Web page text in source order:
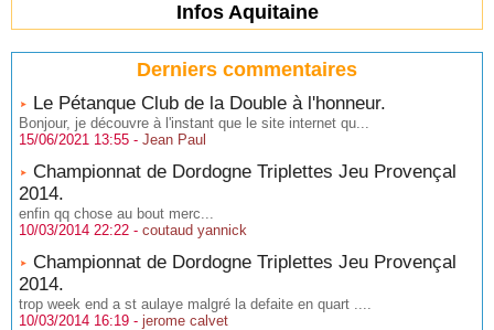
Infos Aquitaine
Derniers commentaires
Le Pétanque Club de la Double à l'honneur.
Bonjour, je découvre à l'instant que le site internet qu...
15/06/2021 13:55 - Jean Paul
Championnat de Dordogne Triplettes Jeu Provençal
2014.
enfin qq chose au bout merc...
10/03/2014 22:22 - coutaud yannick
Championnat de Dordogne Triplettes Jeu Provençal
2014.
trop week end a st aulaye malgré la defaite en quart ....
10/03/2014 16:19 - jerome calvet